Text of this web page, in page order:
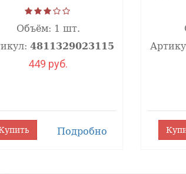
Объём: 1 шт.
4811329023115
449 руб.
Подробно